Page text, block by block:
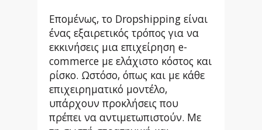
Επομένως, το Dropshipping είναι
ένας εξαιρετικός τρόπος για να
εκκινήσεις μια επιχείρηση e-
commerce με ελάχιστο κόστος και
ρίσκο. Ωστόσο, όπως και με κάθε
επιχειρηματικό μοντέλο,
υπάρχουν προκλήσεις που
πρέπει να αντιμετωπιστούν. Με